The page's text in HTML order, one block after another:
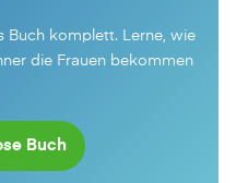
Buch komplett. Lerne, wie
die Frauen bekommen
Buch